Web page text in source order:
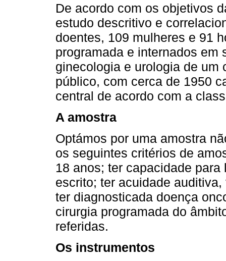
De acordo com os objetivos
estudo descritivo e
doentes, 109 mulheres e 91
programada e internados em
ginecologia e urologia de um
público, com cerca de 1950
central de acordo com a
A amostra
Optámos por uma amostra
os seguintes critérios de
18 anos; ter capacidade
escrito; ter acuidade
ter diagnosticada doença
cirurgia programada do
referidas.
Os instrumentos